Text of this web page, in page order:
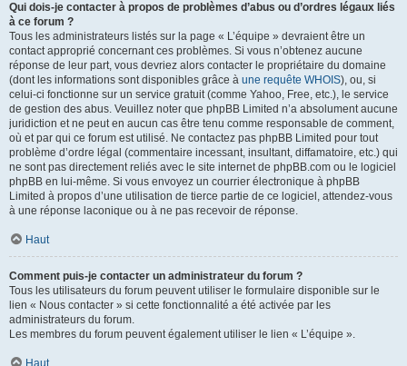
Qui dois-je contacter à propos de problèmes d’abus ou d’ordres légaux liés
à ce forum ?
Tous les administrateurs listés sur la page « L’équipe » devraient être un
contact approprié concernant ces problèmes. Si vous n’obtenez aucune
réponse de leur part, vous devriez alors contacter le propriétaire du domaine
(dont les informations sont disponibles grâce à une requête WHOIS), ou, si
celui-ci fonctionne sur un service gratuit (comme Yahoo, Free, etc.), le service
de gestion des abus. Veuillez noter que phpBB Limited n’a absolument aucune
juridiction et ne peut en aucun cas être tenu comme responsable de comment,
où et par qui ce forum est utilisé. Ne contactez pas phpBB Limited pour tout
problème d’ordre légal (commentaire incessant, insultant, diffamatoire, etc.) qui
ne sont pas directement reliés avec le site internet de phpBB.com ou le logiciel
phpBB en lui-même. Si vous envoyez un courrier électronique à phpBB
Limited à propos d’une utilisation de tierce partie de ce logiciel, attendez-vous
à une réponse laconique ou à ne pas recevoir de réponse.
Haut
Comment puis-je contacter un administrateur du forum ?
Tous les utilisateurs du forum peuvent utiliser le formulaire disponible sur le
lien « Nous contacter » si cette fonctionnalité a été activée par les
administrateurs du forum.
Les membres du forum peuvent également utiliser le lien « L’équipe ».